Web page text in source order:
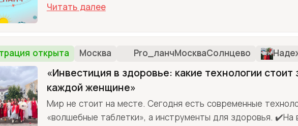
Читать далее
открыта Москва Pro_ланчМоскваСолнцево
«Инвестиция в здоровье: какие технологии стоит
каждой женщине»
Мир не стоит на месте. Сегодня есть современные
«волшебные таблетки», а инструменты для здоровья. ✔️На